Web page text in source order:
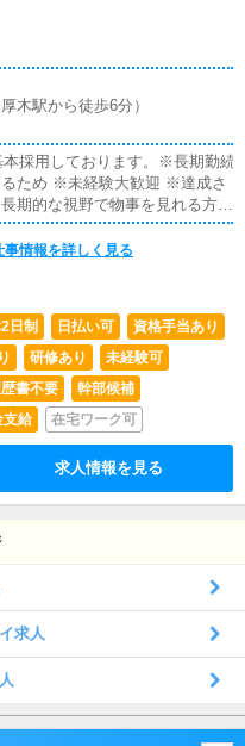
木駅から徒歩6分）
本採用しております。※長期勤続
るため ※未経験大歓迎 ※達成さ
的な視野で物事を見れる方か
ります。 ※ご応募前に当グル
ける場合のみご応募下さい。
事情報を詳しく見る
日制 日払い可
資格手当あり
研修あり
未経験可
書不要
幹部候補
支給 在宅ワーク可
求人情報を見る
求人